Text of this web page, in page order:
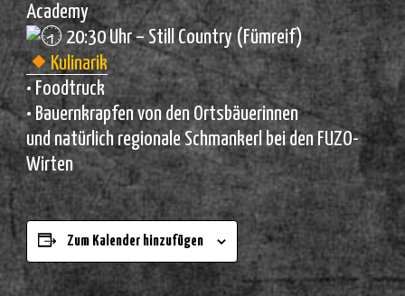
Academy
20:30 Uhr – Still Country (Fümreif)
Kulinarik
• Foodtruck
• Bauernkrapfen von den Ortsbäuerinnen
und natürlich regionale Schmankerl bei den FUZO-
Wirten
Zum Kalender hinzufügen